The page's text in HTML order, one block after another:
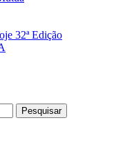
32ª Edição